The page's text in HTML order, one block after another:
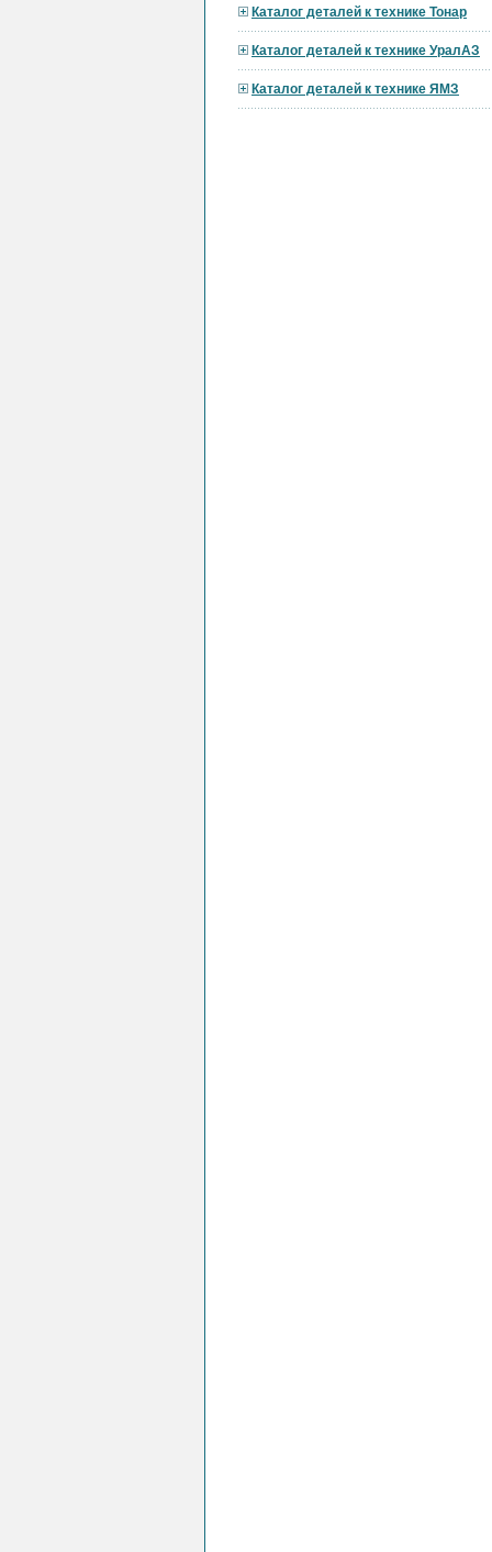
Каталог деталей к технике Тонар
Каталог деталей к технике УралАЗ
Каталог деталей к технике ЯМЗ